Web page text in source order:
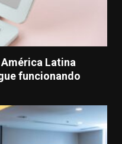
América Latina
funcionando